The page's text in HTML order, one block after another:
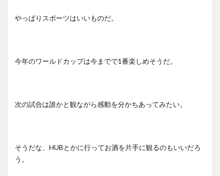
やっぱりスポーツはいいものだ。
今年のワールドカップは今までで1番楽しめそうだ。
次の試合は誰かと観ながら感動を分かちあってみたい。
そうだな、 HUBとかに行ってお酒を片手に観るのもいいだろ
う。